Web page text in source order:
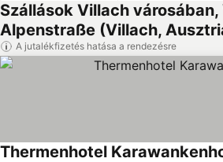
Szállások Villach
Alpenstraße (Villach,
A jutalékfizetés hatása a rendezésre
Thermenhotel